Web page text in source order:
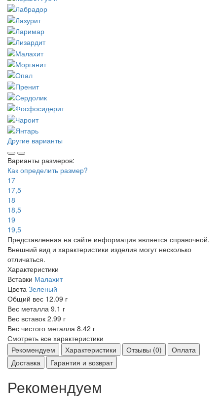
Другие варианты
Варианты размеров:
Как определить размер?
17
17,5
18
18,5
19
19,5
Представленная на сайте информация является справочной.
Внешний вид и характеристики изделия могут несколько
отличаться.
Характеристики
Вставки Малахит
Цвета Зеленый
Общий вес 12.09 г
Вес металла 9.1 г
Вес вставок 2.99 г
Вес чистого металла 8.42 г
Смотреть все характеристики
Рекомендуем
Характеристики Отзывы (0)
Оплата
Доставка
Гарантия и возврат
Рекомендуем